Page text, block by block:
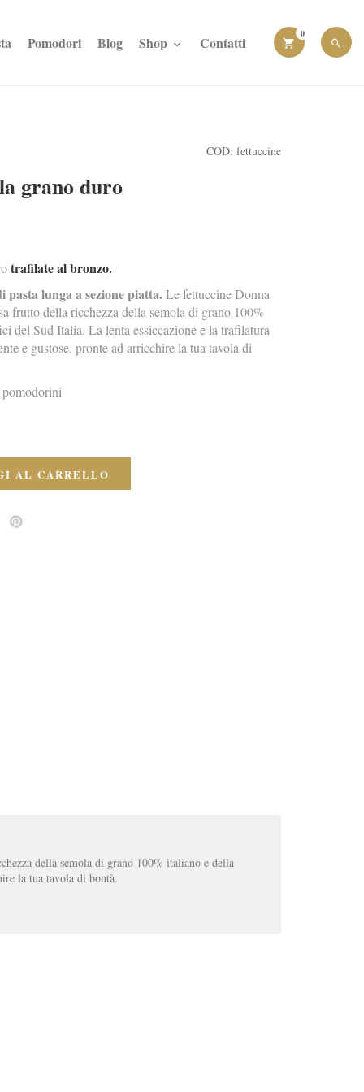
0
Pomodori Blog Shop Contatti
COD: fettuccine
grano duro
trafilate al bronzo.
lunga a sezione piatta.Le fettuccine Donna
frutto della ricchezza della semola di grano 100%
del Sud Italia. La lenta essiccazione e la trafilatura
e gustose, pronte ad arricchire la tua tavola di
AL CARRELLO
della semola di grano 100% italiano e della
la tua tavola di bontà.